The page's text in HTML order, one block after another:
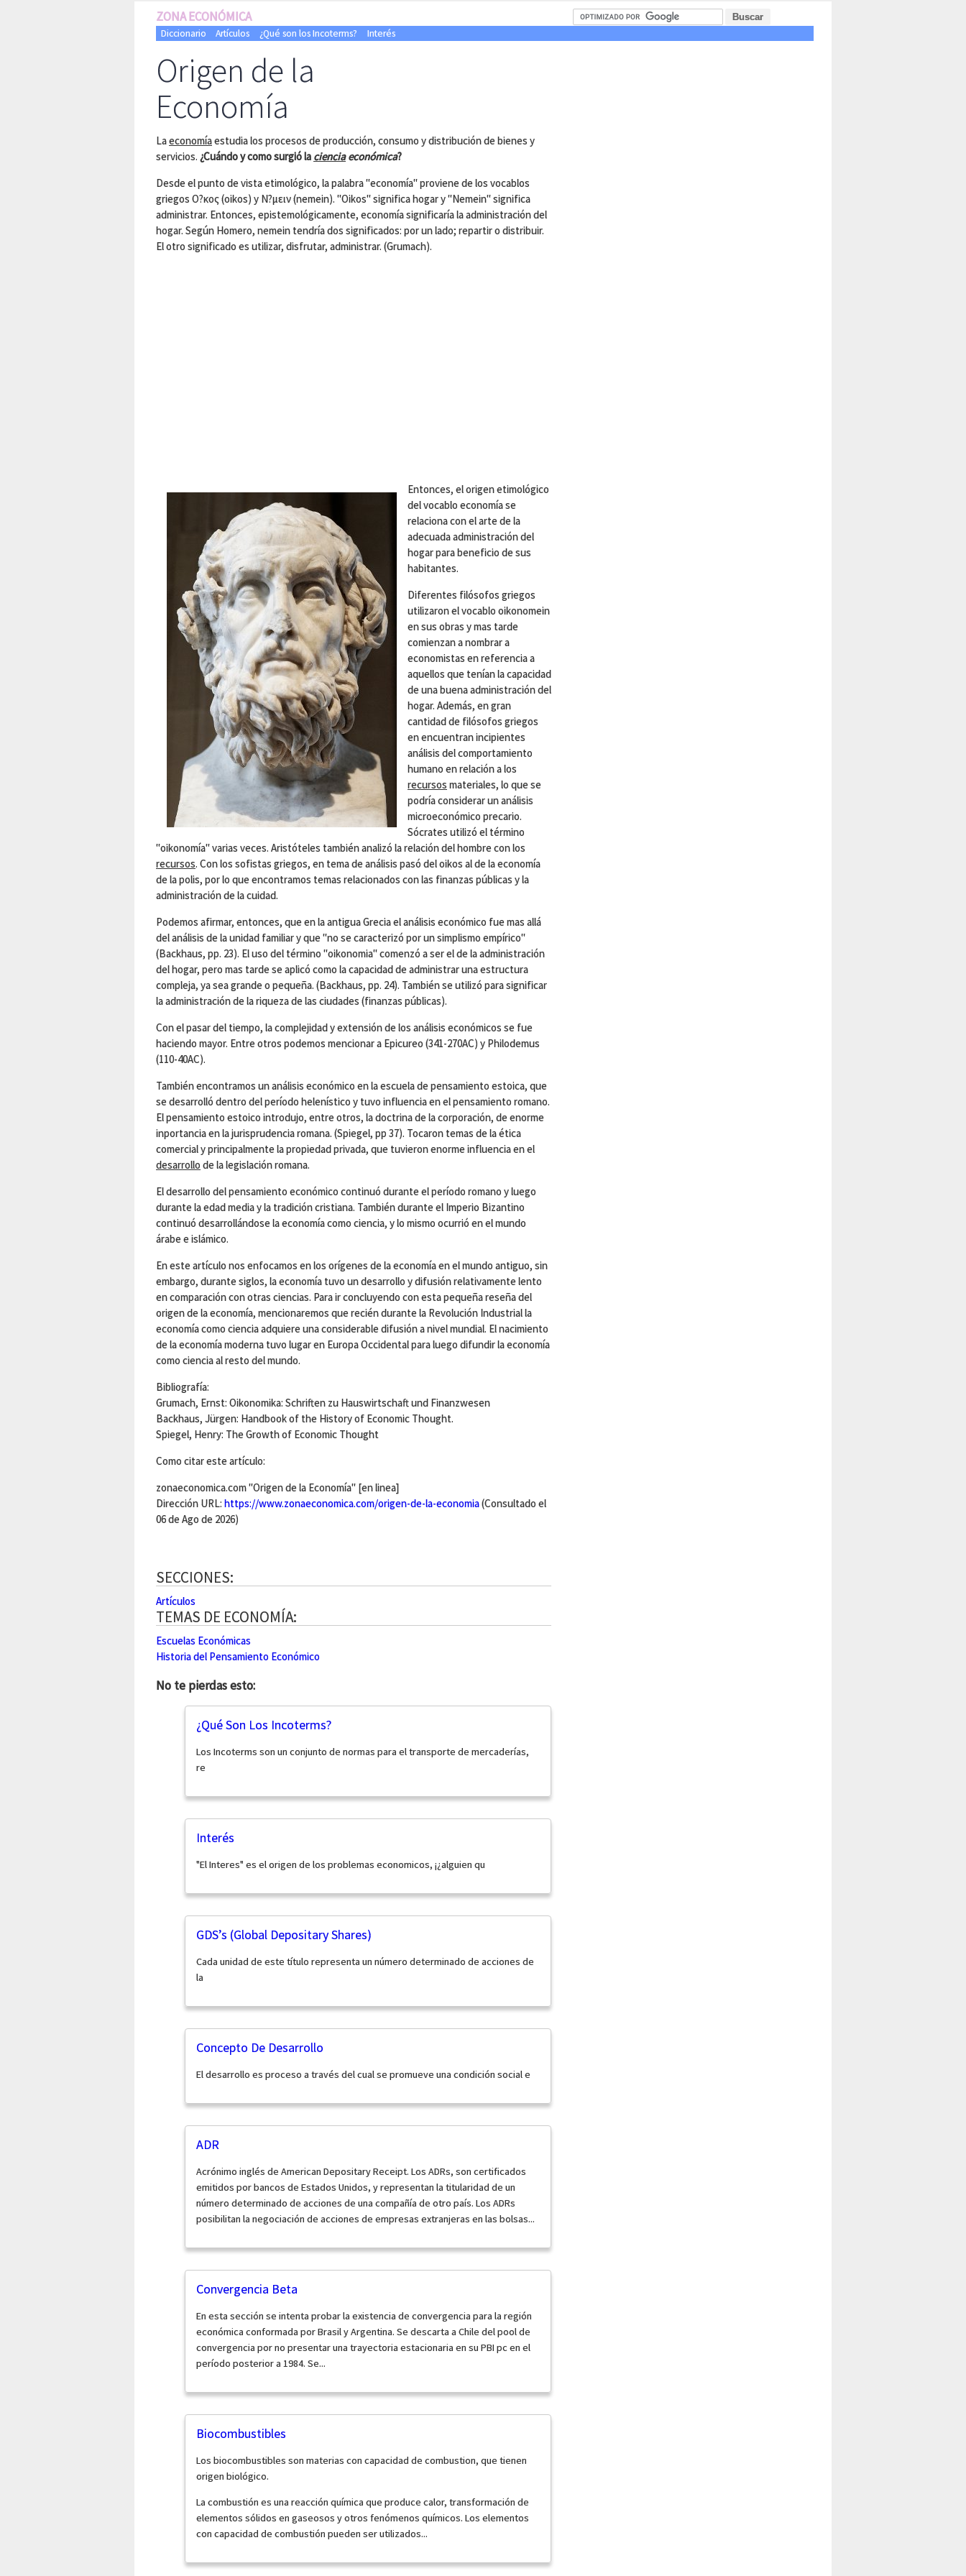
ZONA ECONÓMICA
Diccionario Artículos ¿Qué son los Incoterms? Interés
Origen de la
Economía
Laeconomíaestudia los procesos de producción, consumo y distribución de bienes y
servicios. ¿Cuándo y como surgió la cienciaeconómica?
Desde el punto de vista etimológico, la palabra "economía" proviene de los vocablos
griegos Ο?κος (oikos) y Ν?μειν (nemein). "Oikos" significa hogar y "Nemein" significa
administrar. Entonces, epistemológicamente, economía significaría la administración del
hogar. Según Homero, nemein tendría dos significados: por un lado; repartir o distribuir.
El otro significado es utilizar, disfrutar, administrar. (Grumach).
Entonces, el origen etimológico
del vocablo economía se
relaciona con el arte de la
adecuada administración del
hogar para beneficio de sus
habitantes.
Diferentes filósofos griegos
utilizaron el vocablo oikonomein
en sus obras y mas tarde
comienzan a nombrar a
economistas en referencia a
aquellos que tenían la capacidad
de una buena administración del
hogar. Además, en gran
cantidad de filósofos griegos
en encuentran incipientes
análisis del comportamiento
humano en relación a los
recursos materiales, lo que se
podría considerar un análisis
microeconómico precario.
Sócrates utilizó el término
"oikonomía" varias veces. Aristóteles también analizó la relación del hombre con los
recursos. Con los sofistas griegos, en tema de análisis pasó del oikos al de la economía
de la polis, por lo que encontramos temas relacionados con las finanzas públicas y la
administración de la cuidad.
Podemos afirmar, entonces, que en la antigua Grecia el análisis económico fue mas allá
del análisis de la unidad familiar y que "no se caracterizó por un simplismo empírico"
(Backhaus, pp. 23). El uso del término "oikonomia" comenzó a ser el de la administración
del hogar, pero mas tarde se aplicó como la capacidad de administrar una estructura
compleja, ya sea grande o pequeña. (Backhaus, pp. 24). También se utilizó para significar
la administración de la riqueza de las ciudades (finanzas públicas).
Con el pasar del tiempo, la complejidad y extensión de los análisis económicos se fue
haciendo mayor. Entre otros podemos mencionar a Epicureo (341-270AC) y Philodemus
(110-40AC).
También encontramos un análisis económico en la escuela de pensamiento estoica, que
se desarrolló dentro del período helenístico y tuvo influencia en el pensamiento romano.
El pensamiento estoico introdujo, entre otros, la doctrina de la corporación, de enorme
inportancia en la jurisprudencia romana. (Spiegel, pp 37). Tocaron temas de la ética
comercial y principalmente la propiedad privada, que tuvieron enorme influencia en el
desarrollo de la legislación romana.
El desarrollo del pensamiento económico continuó durante el período romano y luego
durante la edad media y la tradición cristiana. También durante el Imperio Bizantino
continuó desarrollándose la economía como ciencia, y lo mismo ocurrió en el mundo
árabe e islámico.
En este artículo nos enfocamos en los orígenes de la economía en el mundo antiguo, sin
embargo, durante siglos, la economía tuvo un desarrollo y difusión relativamente lento
en comparación con otras ciencias. Para ir concluyendo con esta pequeña reseña del
origen de la economía, mencionaremos que recién durante la Revolución Industrial la
economía como ciencia adquiere una considerable difusión a nivel mundial. El nacimiento
de la economía moderna tuvo lugar en Europa Occidental para luego difundir la economía
como ciencia al resto del mundo.
Bibliografía:
Grumach, Ernst: Oikonomika: Schriften zu Hauswirtschaft und Finanzwesen
Backhaus, Jürgen: Handbook of the History of Economic Thought.
Spiegel, Henry: The Growth of Economic Thought
Como citar este artículo:
zonaeconomica.com "Origen de la Economía" [en linea]
Dirección URL: https://www.zonaeconomica.com/origen-de-la-economia(Consultado el
06 de Ago de 2026)
SECCIONES:
Artículos
TEMAS DE ECONOMÍA:
Escuelas Económicas
Historia del Pensamiento Económico
No te pierdas esto:
¿Qué Son Los Incoterms?
Los Incoterms son un conjunto de normas para el transporte de mercaderías,
re
Interés
"El Interes" es el origen de los problemas economicos, ¡¿alguien qu
GDS’s (Global Depositary Shares)
Cada unidad de este título representa un número determinado de acciones de
la
Concepto De Desarrollo
El desarrollo es proceso a través del cual se promueve una condición social e
ADR
Acrónimo inglés de American Depositary Receipt. Los ADRs, son certificados
emitidos por bancos de Estados Unidos, y representan la titularidad de un
número determinado de acciones de una compañía de otro país. Los ADRs
posibilitan la negociación de acciones de empresas extranjeras en las bolsas...
Convergencia Beta
En esta sección se intenta probar la existencia de convergencia para la región
económica conformada por Brasil y Argentina. Se descarta a Chile del pool de
convergencia por no presentar una trayectoria estacionaria en su PBI pc en el
período posterior a 1984. Se...
Biocombustibles
Los biocombustibles son materias con capacidad de combustion, que tienen
origen biológico.
La combustión es una reacción química que produce calor, transformación de
elementos sólidos en gaseosos y otros fenómenos químicos. Los elementos
con capacidad de combustión pueden ser utilizados...